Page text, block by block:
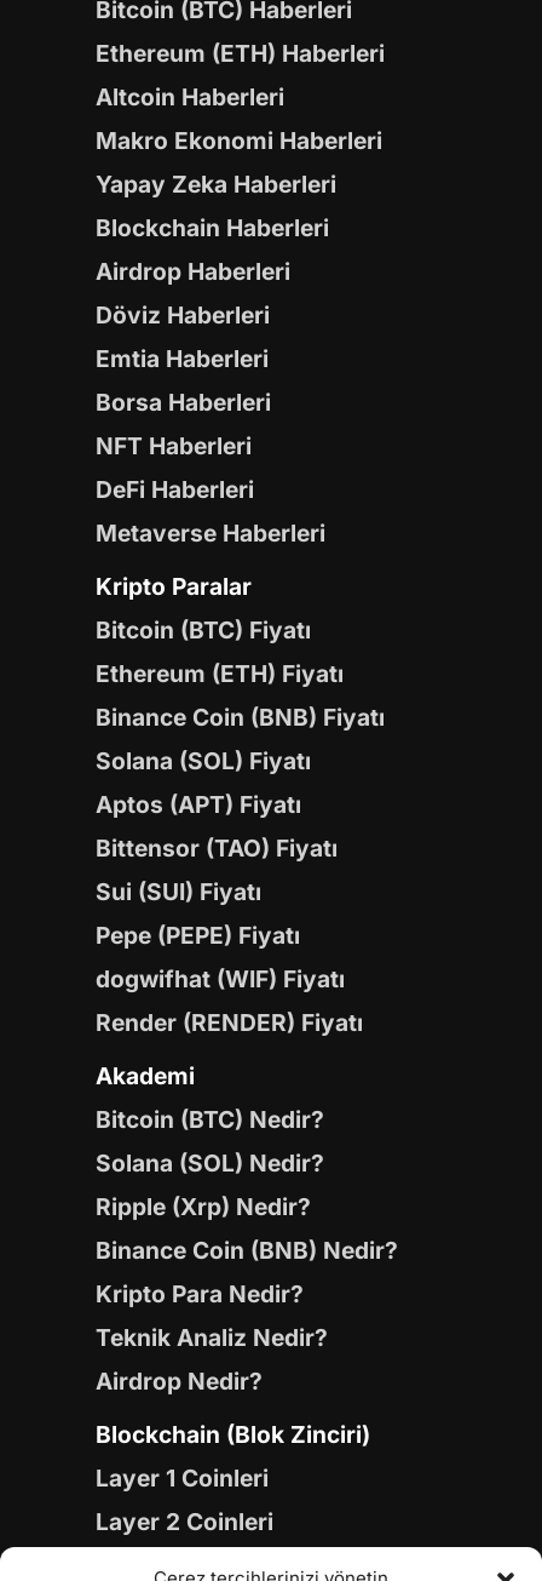
Bitcoin (BTC) Haberleri
Ethereum (ETH) Haberleri
Altcoin Haberleri
Makro Ekonomi Haberleri
Yapay Zeka Haberleri
Blockchain Haberleri
Airdrop Haberleri
Döviz Haberleri
Emtia Haberleri
Borsa Haberleri
NFT Haberleri
DeFi Haberleri
Metaverse Haberleri
Kripto Paralar
Bitcoin (BTC) Fiyatı
Ethereum (ETH) Fiyatı
Binance Coin (BNB) Fiyatı
Solana (SOL) Fiyatı
Aptos (APT) Fiyatı
Bittensor (TAO) Fiyatı
Sui (SUI) Fiyatı
Pepe (PEPE) Fiyatı
dogwifhat (WIF) Fiyatı
Render (RENDER) Fiyatı
Akademi
Bitcoin (BTC) Nedir?
Solana (SOL) Nedir?
Ripple (Xrp) Nedir?
Binance Coin (BNB) Nedir?
Kripto Para Nedir?
Teknik Analiz Nedir?
Airdrop Nedir?
Blockchain (Blok Zinciri)
Layer 1 Coinleri
Layer 2 Coinleri
Yapay Zeka (AI) Coinleri